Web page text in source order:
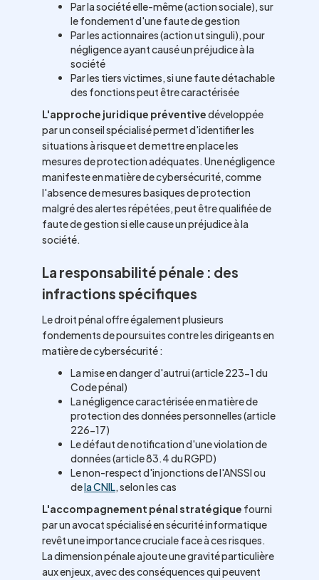
Par la société elle-même (action sociale), sur
le fondement d'une faute de gestion
Par les actionnaires (action ut singuli), pour
négligence ayant causé un préjudice à la
société
Par les tiers victimes, si une faute détachable
des fonctions peut être caractérisée
L'approche juridique préventivedéveloppée
par un conseil spécialisé permet d'identifier les
situations à risque et de mettre en place les
mesures de protection adéquates. Une négligence
manifeste en matière de cybersécurité, comme
l'absence de mesures basiques de protection
malgré des alertes répétées, peut être qualifiée de
faute de gestion si elle cause un préjudice à la
société.
La responsabilité pénale : des
infractions spécifiques
Le droit pénal offre également plusieurs
fondements de poursuites contre les dirigeants en
matière de cybersécurité :
La mise en danger d'autrui (article 223-1 du
Code pénal)
La négligence caractérisée en matière de
protection des données personnelles (article
226-17)
Le défaut de notification d'une violation de
données (article 83.4 du RGPD)
Le non-respect d'injonctions de l'ANSSI ou
dela CNIL, selon les cas
L'accompagnement pénal stratégique fourni
par un avocat spécialisé en sécurité informatique
revêt une importance cruciale face à ces risques.
La dimension pénale ajoute une gravité particulière
aux enjeux, avec des conséquences qui peuvent